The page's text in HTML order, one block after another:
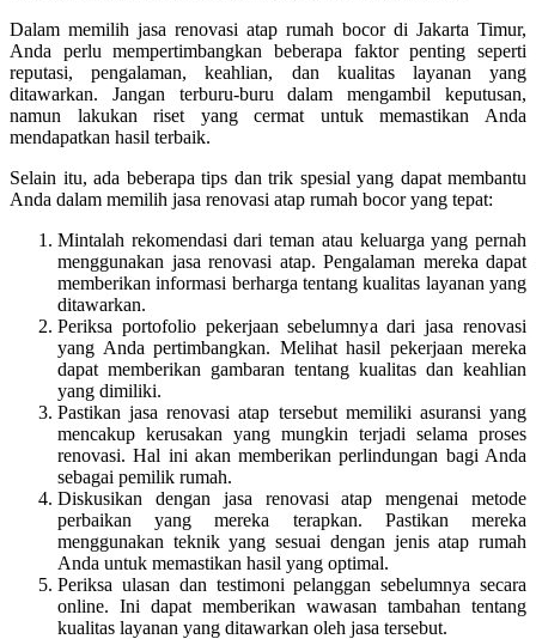
Dalam memilih jasa renovasi atap rumah bocor di Jakarta Timur,
Anda perlu mempertimbangkan beberapa faktor penting seperti
reputasi, pengalaman, keahlian, dan kualitas layanan yang
ditawarkan. Jangan terburu-buru dalam mengambil keputusan,
namun lakukan riset yang cermat untuk memastikan Anda
mendapatkan hasil terbaik.
Selain itu, ada beberapa tips dan trik spesial yang dapat membantu
Anda dalam memilih jasa renovasi atap rumah bocor yang tepat:
Mintalah rekomendasi dari teman atau keluarga yang pernah
menggunakan jasa renovasi atap. Pengalaman mereka dapat
memberikan informasi berharga tentang kualitas layanan yang
ditawarkan.
Periksa portofolio pekerjaan sebelumnya dari jasa renovasi
yang Anda pertimbangkan. Melihat hasil pekerjaan mereka
dapat memberikan gambaran tentang kualitas dan keahlian
yang dimiliki.
Pastikan jasa renovasi atap tersebut memiliki asuransi yang
mencakup kerusakan yang mungkin terjadi selama proses
renovasi. Hal ini akan memberikan perlindungan bagi Anda
sebagai pemilik rumah.
Diskusikan dengan jasa renovasi atap mengenai metode
perbaikan yang mereka terapkan. Pastikan mereka
menggunakan teknik yang sesuai dengan jenis atap rumah
Anda untuk memastikan hasil yang optimal.
Periksa ulasan dan testimoni pelanggan sebelumnya secara
online. Ini dapat memberikan wawasan tambahan tentang
kualitas layanan yang ditawarkan oleh jasa tersebut.